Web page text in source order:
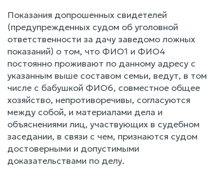
Показания допрошенных свидетелей
(предупрежденных судом об уголовной
ответственности за дачу заведомо ложных
показаний) о том, что ФИО1 и ФИО4
постоянно проживают по данному адресу с
указанным выше составом семьи, ведут, в том
числе с бабушкой ФИО6, совместное общее
хозяйство, непротиворечивы, согласуются
между собой, и материалами дела и
объяснениями лиц, участвующих в судебном
заседании, в связи с чем, признаются судом
достоверными и допустимыми
доказательствами по делу.